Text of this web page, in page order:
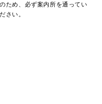
ため、必ず案内所を通ってい
さい。